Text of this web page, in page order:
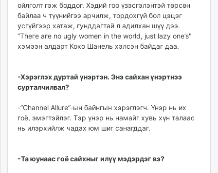
ойлголт гэж боддог. Хэдий гоо үзэсгэлэнтэй төрсөн
байлаа ч түүнийгээ арчилж, тордохгүй бол цэцэг
усгүйгээр хатаж, гунддагтай л адилхан шүү дээ.
“Тhеге аге no ugly women in the world, just lazy one’s"
хэмээн алдарт Коко Шанель хэлсэн байдаг даа.
-Хэрэглэх дуртай үнэртэн. Энэ сайхан үнэртнээ
сурталчилвал?
-”Сhannel Allure”-ын байнгын хэрэглэгч. Үнэр нь их
гоё, эмэгтэйлэг. Тэр үнэр нь намайг хувь хүн талаас
нь илэрхийлж чадах юм шиг санагддаг.
-Та юунаас гоё сайхныг илүү мэдэрдэг вэ?